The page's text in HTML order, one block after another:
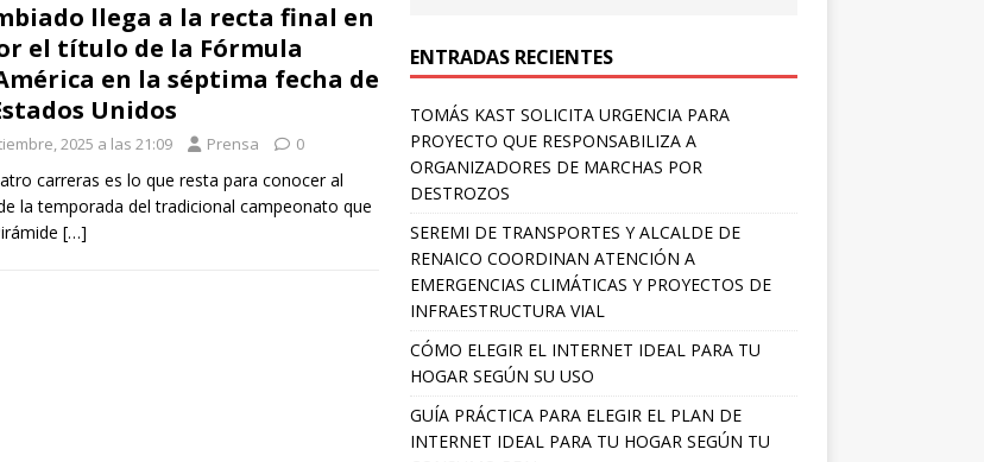
llega a la recta final en
el título de la Fórmula
en la séptima fecha de
Unidos
2025 a las 21:09 Prensa 0
carreras es lo que resta para conocer al
la temporada del tradicional campeonato que
[…]
ENTRADAS RECIENTES
TOMÁS KAST SOLICITA URGENCIA PARA
PROYECTO QUE RESPONSABILIZA A
ORGANIZADORES DE MARCHAS POR
DESTROZOS
SEREMI DE TRANSPORTES Y ALCALDE DE
RENAICO COORDINAN ATENCIÓN A
EMERGENCIAS CLIMÁTICAS Y PROYECTOS DE
INFRAESTRUCTURA VIAL
CÓMO ELEGIR EL INTERNET IDEAL PARA TU
HOGAR SEGÚN SU USO
GUÍA PRÁCTICA PARA ELEGIR EL PLAN DE
INTERNET IDEAL PARA TU HOGAR SEGÚN TU